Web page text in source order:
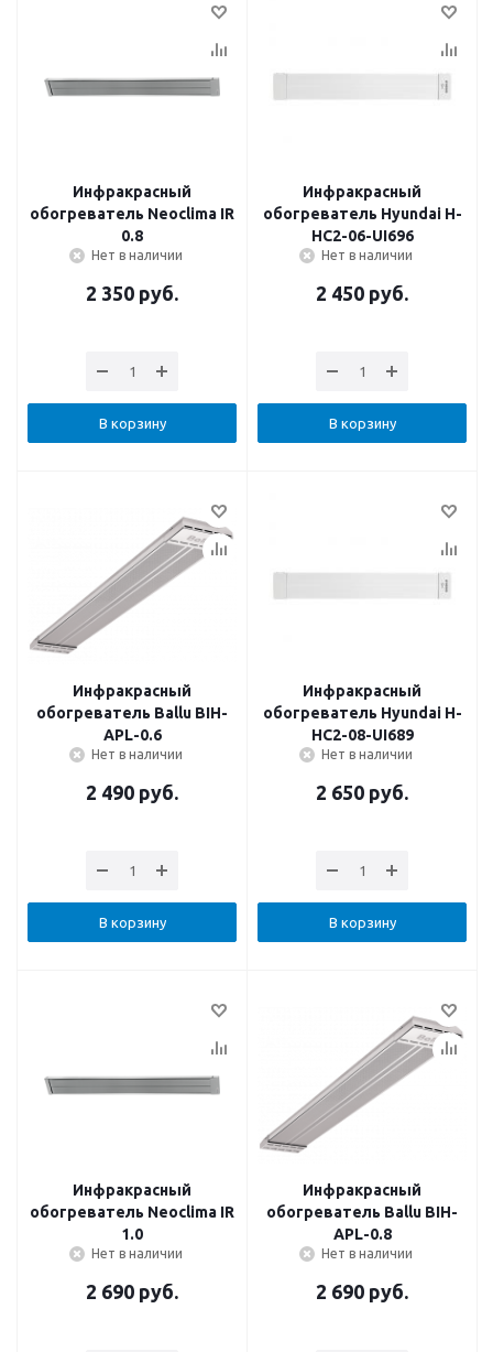
Инфракрасный
обогреватель Neoclima IR
0.8
Нет в наличии
2 350 руб.
В корзину
Инфракрасный
обогреватель Hyundai H-
HC2-06-UI696
Нет в наличии
2 450 руб.
В корзину
Инфракрасный
обогреватель Ballu BIH-
APL-0.6
Нет в наличии
2 490 руб.
В корзину
Инфракрасный
обогреватель Hyundai H-
HC2-08-UI689
Нет в наличии
2 650 руб.
В корзину
Инфракрасный
обогреватель Neoclima IR
1.0
Нет в наличии
2 690 руб.
Инфракрасный
обогреватель Ballu BIH-
APL-0.8
Нет в наличии
2 690 руб.